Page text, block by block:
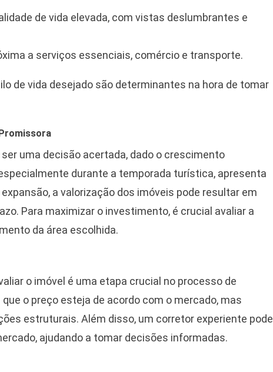
de vida elevada, com vistas deslumbrantes e
a serviços essenciais, comércio e transporte.
de vida desejado são determinantes na hora de tomar
uma decisão acertada, dado o crescimento
durante a temporada turística, apresenta
a valorização dos imóveis pode resultar em
Para maximizar o investimento, é crucial avaliar a
da área escolhida.
o imóvel é uma etapa crucial no processo de
o preço esteja de acordo com o mercado, mas
estruturais. Além disso, um corretor experiente pode
ajudando a tomar decisões informadas.